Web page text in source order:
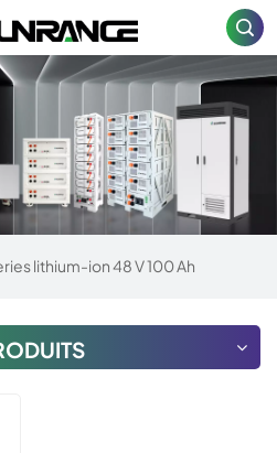
lithium-ion 48 V 100 Ah